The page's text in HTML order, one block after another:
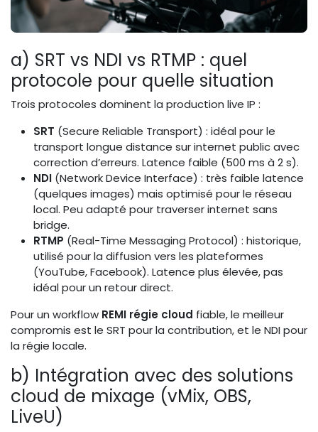
a) SRT vs NDI vs RTMP : quel
protocole pour quelle situation
Trois protocoles dominent la production live IP :
SRT (Secure Reliable Transport) : idéal pour le
transport longue distance sur internet public avec
correction d’erreurs. Latence faible (500 ms à 2 s).
NDI (Network Device Interface) : très faible latence
(quelques images) mais optimisé pour le réseau
local. Peu adapté pour traverser internet sans
bridge.
RTMP (Real-Time Messaging Protocol) : historique,
utilisé pour la diffusion vers les plateformes
(YouTube, Facebook). Latence plus élevée, pas
idéal pour un retour direct.
Pour un workflow REMI régie cloud fiable, le meilleur
compromis est le SRT pour la contribution, et le NDI pour
la régie locale.
b) Intégration avec des solutions
cloud de mixage (vMix, OBS,
LiveU)